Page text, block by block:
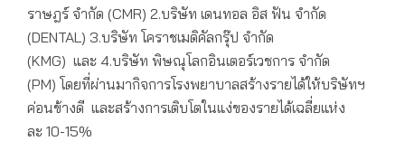
ราษฎร์ จำกัด (CMR) 2.บริษัท เดนทอล อิส ฟัน จำกัด
(DENTAL) 3.บริษัท โคราชเมดิคัลกรุ๊ป จำกัด
(KMG) และ 4.บริษัท พิษณุโลกอินเตอร์เวชการ จำกัด
(PM) โดยที่ผ่านมากิจการโรงพยาบาลสร้างรายได้ให้บริษัทฯ
ค่อนข้างดี และสร้างการเติบโตในแง่ของรายได้เฉลี่ยแห่ง
ละ 10-15%